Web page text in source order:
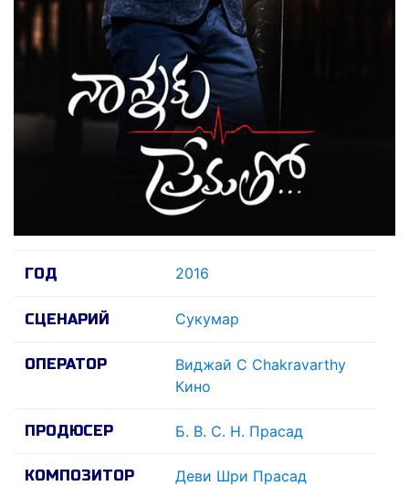
ГОД 2016
СЦЕНАРИЙ Сукумар
ОПЕРАТОР
Виджай С Chakravarthy
Кино
ПРОДЮСЕР Б. В. С. Н. Прасад
КОМПОЗИТОР Деви Шри Прасад